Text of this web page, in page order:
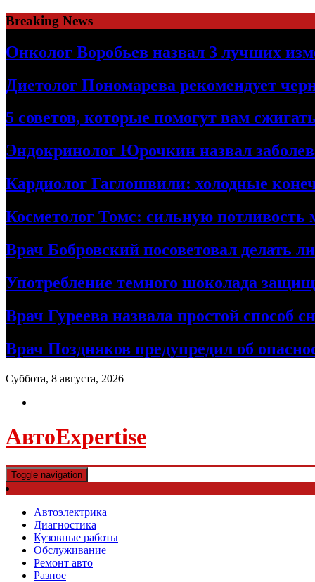
Skip
to
content
Breaking News
Онколог Воробьев назвал 3 лучших
Диетолог Пономарева рекомендует
5 советов, которые помогут вам
Эндокринолог Юрочкин назвал
Кардиолог Гаглошвили: холодные
Косметолог Томс: сильную
Врач Бобровский посоветовал делать
Употребление темного шоколада
Врач Гуреева назвала простой способ
Врач Поздняков предупредил об
Суббота, 8 августа, 2026
АвтоExpertise
Toggle navigation
Автоэлектрика
Диагностика
Кузовные работы
Обслуживание
Ремонт авто
Разное